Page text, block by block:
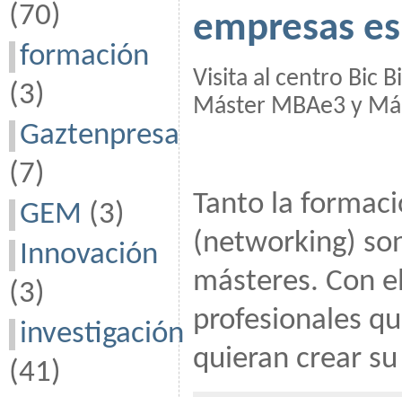
(70)
formación
(3)
Gaztenpresa
(7)
GEM (3)
Innovación
(3)
investigación
(41)
empresas
Visita al centro Bic
Máster MBAe3 y
Tanto la
(networking)
másteres. Con
profesionales
quieran crear